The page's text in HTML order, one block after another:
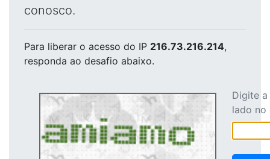
conosco.
Para liberar o acesso do IP 216.73.216.214,
responda ao desafio abaixo.
Digite
lado no